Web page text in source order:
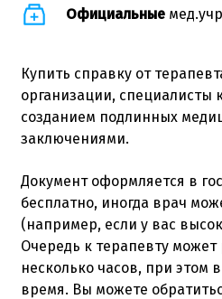
Официальные
Купить справку от
организации, специалисты
созданием подлинных
заключениями.
Документ оформляется в
бесплатно, иногда врач
(например, если у вас
Очередь к терапевту может
несколько часов, при этом
время. Вы можете